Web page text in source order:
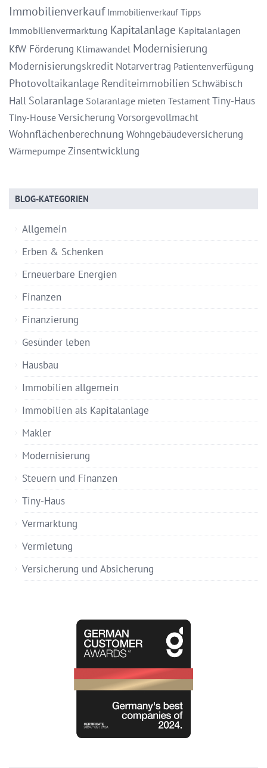
Immobilienverkauf Immobilienverkauf Tipps
Immobilienvermarktung Kapitalanlage Kapitalanlagen
KfW Förderung Klimawandel Modernisierung
Modernisierungskredit Notarvertrag Patientenverfügung
Photovoltaikanlage Renditeimmobilien Schwäbisch
Hall Solaranlage Solaranlage mieten TestamentTiny-Haus
Tiny-HouseVersicherung Vorsorgevollmacht
Wohnflächenberechnung Wohngebäudeversicherung
WärmepumpeZinsentwicklung
BLOG-KATEGORIEN
Allgemein
Erben & Schenken
Erneuerbare Energien
Finanzen
Finanzierung
Gesünder leben
Hausbau
Immobilien allgemein
Immobilien als Kapitalanlage
Makler
Modernisierung
Steuern und Finanzen
Tiny-Haus
Vermarktung
Vermietung
Versicherung und Absicherung